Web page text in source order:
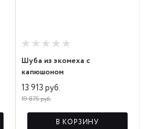
Шуба из экомеха с
капюшоном
13 913 руб.
19 875 руб.
В КОРЗИНУ